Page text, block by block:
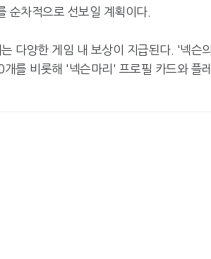
순차적으로 선보일 계획이다.
다양한 게임 내 보상이 지급된다. '넥슨의
를 비롯해 '넥슨마리' 프로필 카드와 플레